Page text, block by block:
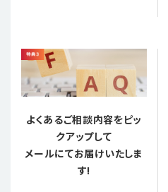
よくあるご相談内容をピッ
クアップして
メールにてお届けいたしま
す!